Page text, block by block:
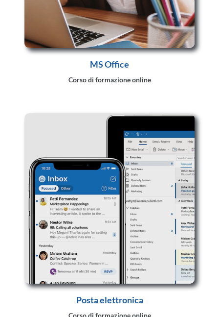
MS Office
Corso di formazione online
Posta elettronica